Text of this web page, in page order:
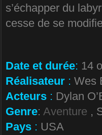
s’échapper du
cesse de se
Date et durée: 14
Réalisateur : Wes
Acteurs : Dylan
Genre: Aventure ,
Pays : USA